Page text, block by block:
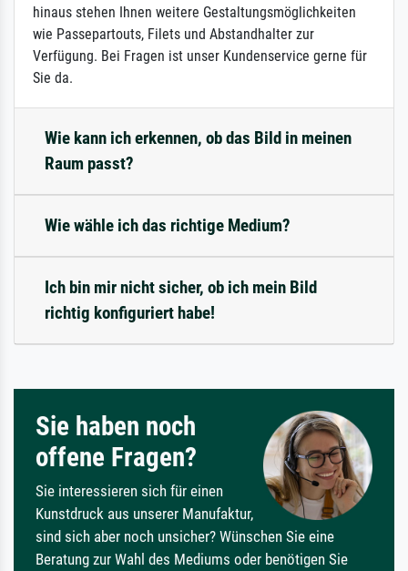
hinaus stehen Ihnen weitere Gestaltungsmöglichkeiten
wie Passepartouts, Filets und Abstandhalter zur
Verfügung. Bei Fragen ist unser Kundenservice gerne für
Sie da.
Wie kann ich erkennen, ob das Bild in meinen
Raum passt?
Wie wähle ich das richtige Medium?
Ich bin mir nicht sicher, ob ich mein Bild
richtig konfiguriert habe!
Sie haben noch
offene Fragen?
Sie interessieren sich für einen
Kunstdruck aus unserer Manufaktur,
sind sich aber noch unsicher? Wünschen Sie eine
Beratung zur Wahl des Mediums oder benötigen Sie